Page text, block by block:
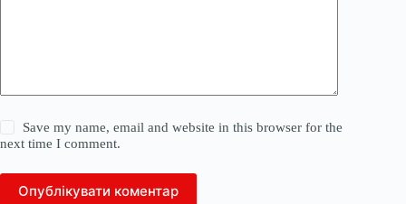
Save my name, email and website in this browser for the
next time I comment.
Опублікувати коментар